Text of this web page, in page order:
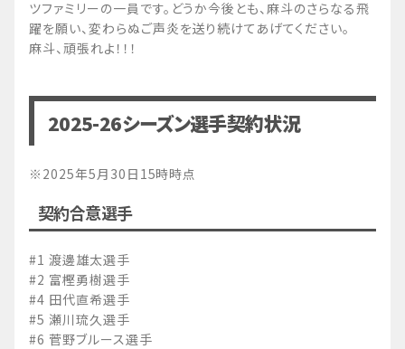
ツファミリーの一員です。どうか今後とも、麻斗のさらなる飛
躍を願い、変わらぬご声炎を送り続けてあげてください。
麻斗、頑張れよ！！！
2025-26シーズン選手契約状況
※2025年5月30日15時時点
契約合意選手
#1 渡邊雄太選手
#2 富樫勇樹選手
#4 田代直希選手
#5 瀬川琉久選手
#6 菅野ブルース選手